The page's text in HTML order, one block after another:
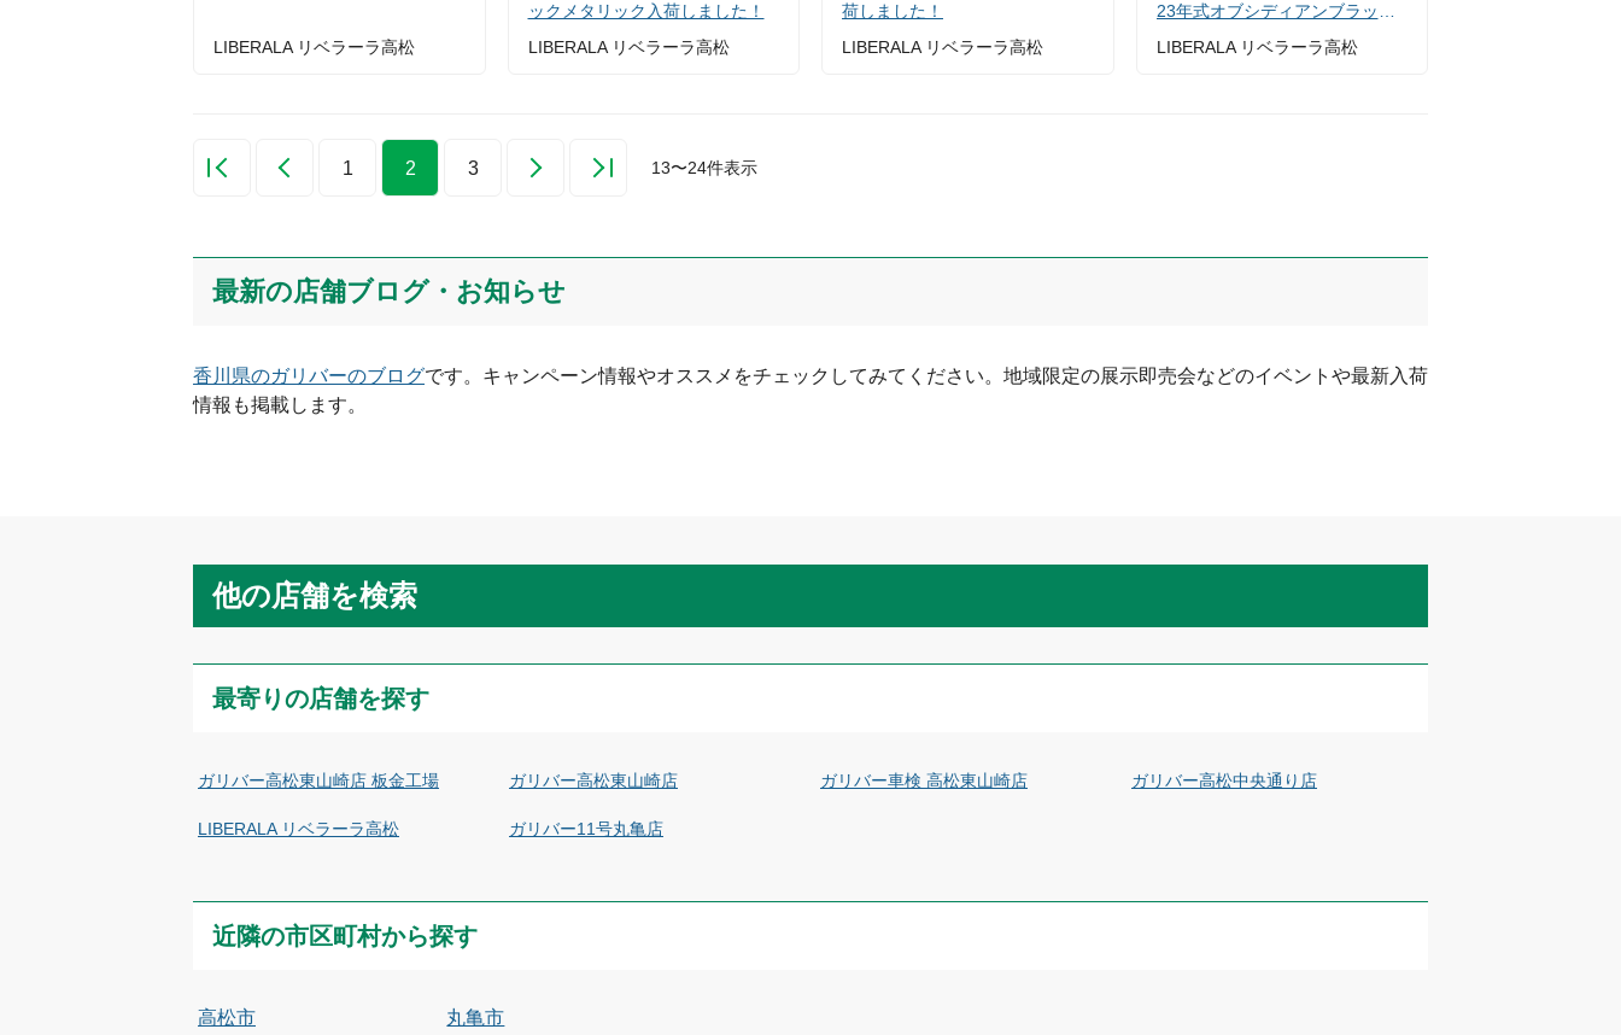
LIBERALA リベラーラ高松
ックメタリック入荷しました！
LIBERALA リベラーラ高松
荷しました！
LIBERALA リベラーラ高松
23年式オブシディアンブラック
LIBERALA リベラーラ高松
1 2 3 13〜24件表示
最新の店舗ブログ・お知らせ
香川県のガリバーのブログです。キャンペーン情報やオススメをチェックしてみてください。地域限定の展示即売会などのイベントや最新入荷
情報も掲載します。
他の店舗を検索
最寄りの店舗を探す
ガリバー高松東山崎店 板金工場 ガリバー高松東山崎店 ガリバー車検 高松東山崎店 ガリバー高松中央通り店
LIBERALA リベラーラ高松 ガリバー11号丸亀店
近隣の市区町村から探す
高松市 丸亀市